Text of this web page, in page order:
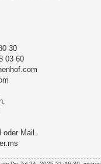
30
03 60
Mail.